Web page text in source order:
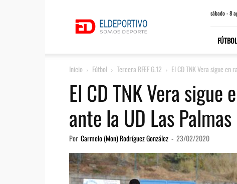
sábado - 8
FÚTBOL
Inicio Fútbol Tercera RFEF G.12 El CD TNK Vera sigue en
El CD TNK Vera
ante la UD Las Palmas
Por Carmelo (Mon) Rodríguez González - 23/02/2020